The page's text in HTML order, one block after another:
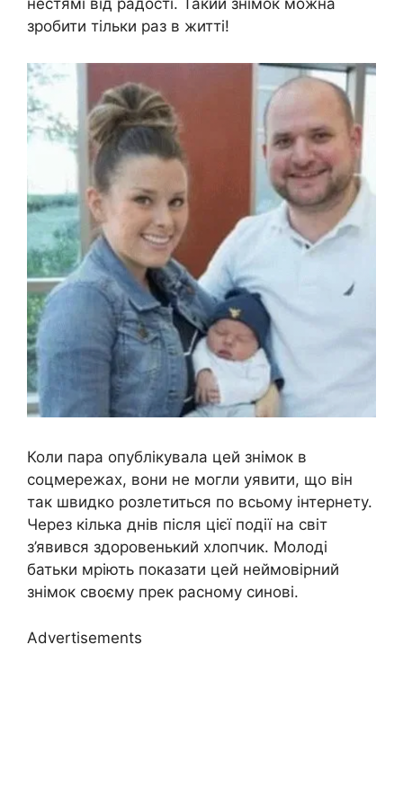
нестямі від радості. Такий знімок можна
зробити тільки раз в житті!
Коли пара опублікувала цей знімок в
соцмережах, вони не могли уявити, що він
так швидко розлетиться по всьому інтернету.
Через кілька днів після цієї події на світ
з’явився здоровенький хлопчик. Молоді
батьки мріють показати цей неймовірний
знімок своєму прек расному синові.
Advertisements